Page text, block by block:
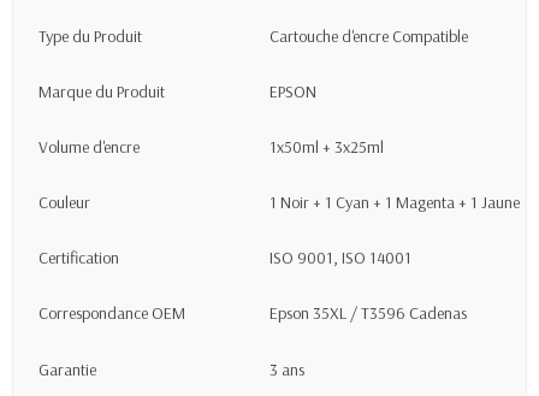
Type du Produit Cartouche d'encre Compatible
Marque du Produit EPSON
Volume d'encre 1x50ml + 3x25ml
Couleur 1 Noir + 1 Cyan + 1 Magenta + 1 Jaune
Certification ISO 9001, ISO 14001
Correspondance OEM Epson 35XL / T3596 Cadenas
Garantie 3 ans